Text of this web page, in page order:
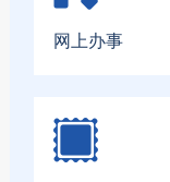
网上办事